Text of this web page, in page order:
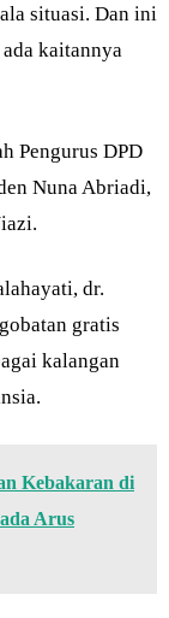
situasi. Dan ini
kaitannya
Pengurus DPD
Nuna Abriadi,
dr.
gratis
kalangan
Kebakaran di
Arus